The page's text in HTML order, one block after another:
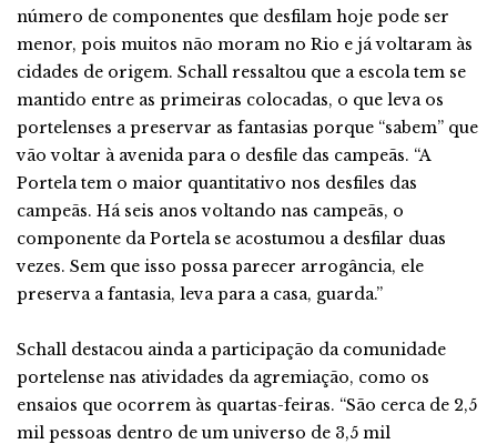
número de componentes que desfilam hoje pode ser
menor, pois muitos não moram no Rio e já voltaram às
cidades de origem. Schall ressaltou que a escola tem se
mantido entre as primeiras colocadas, o que leva os
portelenses a preservar as fantasias porque “sabem” que
vão voltar à avenida para o desfile das campeãs. “A
Portela tem o maior quantitativo nos desfiles das
campeãs. Há seis anos voltando nas campeãs, o
componente da Portela se acostumou a desfilar duas
vezes. Sem que isso possa parecer arrogância, ele
preserva a fantasia, leva para a casa, guarda.”
Schall destacou ainda a participação da comunidade
portelense nas atividades da agremiação, como os
ensaios que ocorrem às quartas-feiras. “São cerca de 2,5
mil pessoas dentro de um universo de 3,5 mil